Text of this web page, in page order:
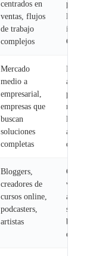
centrados en
ventas, flujos
de trabajo
complejos
leads,
CRM
Mercado
medio a
empresarial,
empresas que
buscan
soluciones
completas
leads,
de
Bloggers,
creadores de
cursos online,
podcasters,
artistas
visual